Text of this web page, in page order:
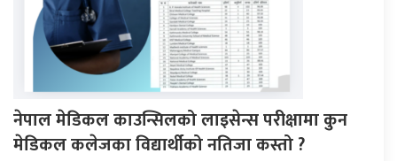
नेपाल मेडिकल काउन्सिलको लाइसेन्स परीक्षामा कुन
मेडिकल कलेजका विद्यार्थीको नतिजा कस्तो ?